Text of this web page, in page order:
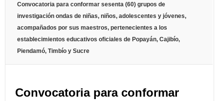
Convocatoria para conformar sesenta (60) grupos de
investigación ondas de niñas, niños, adolescentes y jóvenes,
acompañados por sus maestros, pertenecientes a los
establecimientos educativos oficiales de Popayán, Cajibío,
Piendamó, Timbío y Sucre
Convocatoria para conformar
Log in with Facebook